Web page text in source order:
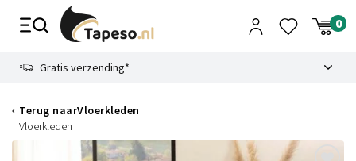
Gratis verzending*
Terug naarVloerkleden
Vloerkleden